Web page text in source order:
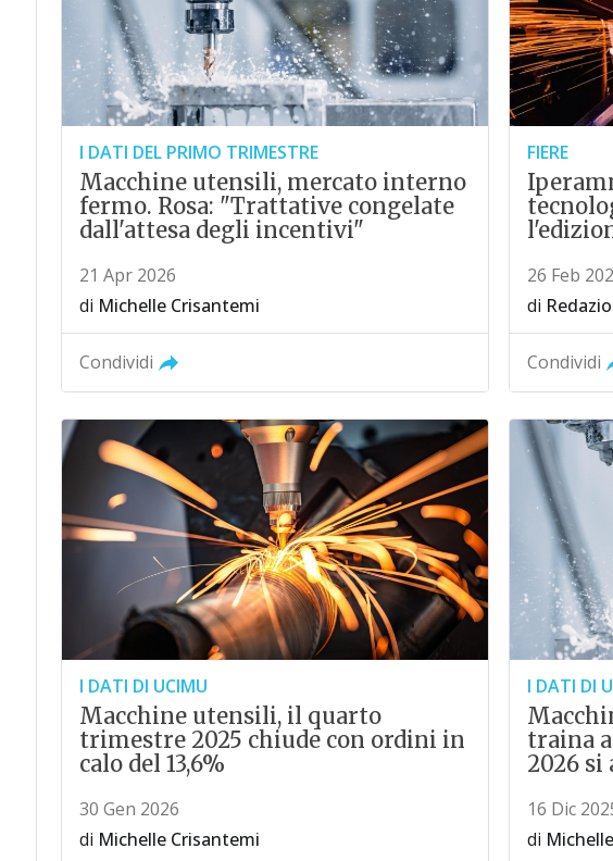
I DATI DEL PRIMO TRIMESTRE
Macchine utensili, mercato interno
fermo. Rosa: "Trattative congelate
dall'attesa degli incentivi"
21 Apr 2026
di Michelle Crisantemi
Condividi
FIERE
26 Feb
di
Condividi
I DATI DI UCIMU
Macchine utensili, il quarto
trimestre 2025 chiude con ordini in
calo del 13,6%
30 Gen 2026
di Michelle Crisantemi
I DATI DI
traina
2026
16 Dic
di